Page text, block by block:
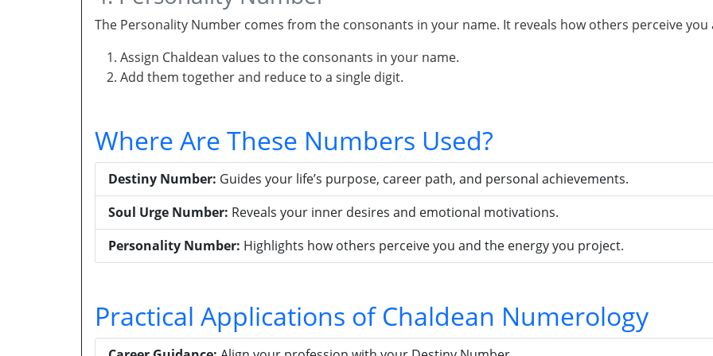
The Personality Number comes from the consonants in your name. It reveals how others perceive
Assign Chaldean values to the consonants in your name.
Add them together and reduce to a single digit.
Where Are These Numbers Used?
Destiny Number: Guides your life’s purpose, career path, and personal achievements.
Soul Urge Number: Reveals your inner desires and emotional motivations.
Personality Number: Highlights how others perceive you and the energy you project.
Practical Applications of Chaldean Numerology